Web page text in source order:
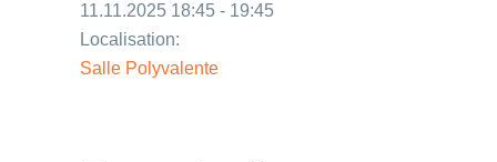
11.11.2025 18:45 - 19:45
Localisation:
Salle Polyvalente